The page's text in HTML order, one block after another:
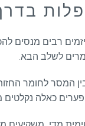
רבים מנסים
לשלב הבא.
המסר לחומר
כאלה נקלטים